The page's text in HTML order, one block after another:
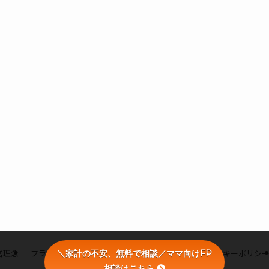
理念 プライバシーポリシー 利用者情報の外部送信・クッキーポリシー
＼家計の不安、無料で相談／ママ向けFP